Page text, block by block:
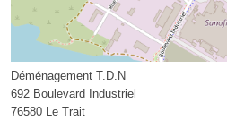
Déménagement T.D.N
692 Boulevard Industriel
76580 Le Trait